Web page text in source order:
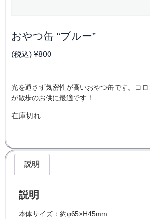
おやつ缶 “ブルー”
(税込) ¥800
光を通さず気密性が高いおやつ缶です。コ
が散歩のお供に最適です！
在庫切れ
説明
説明
本体サイズ：約φ65×H45mm